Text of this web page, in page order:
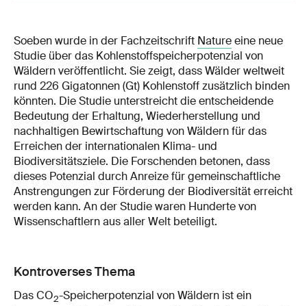
Soeben wurde in der Fachzeitschrift Natureeine neue
Studie über das Kohlenstoffspeicherpotenzial von
Wäldern veröffentlicht. Sie zeigt, dass Wälder weltweit
rund 226 Gigatonnen (Gt) Kohlenstoff zusätzlich binden
könnten. Die Studie unterstreicht die entscheidende
Bedeutung der Erhaltung, Wiederherstellung und
nachhaltigen Bewirtschaftung von Wäldern für das
Erreichen der internationalen Klima- und
Biodiversitätsziele. Die Forschenden betonen, dass
dieses Potenzial durch Anreize für gemeinschaftliche
Anstrengungen zur Förderung der Biodiversität erreicht
werden kann. An der Studie waren Hunderte von
Wissenschaftlern aus aller Welt beteiligt.
Kontroverses Thema
Das CO2-Speicherpotenzial von Wäldern ist ein